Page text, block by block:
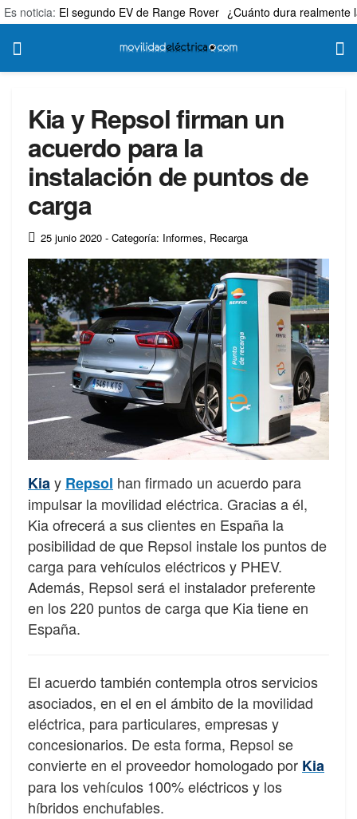
Es noticia: El segundo EV de Range Rover ¿Cuánto dura realmente
Kia y Repsol firman un
acuerdo para la
instalación de puntos de
carga
25 junio 2020 - Categoría: Informes, Recarga
Kiay Repsol han firmado un acuerdo para
impulsar la movilidad eléctrica. Gracias a él,
Kia ofrecerá a sus clientes en España la
posibilidad de que Repsol instale los puntos de
carga para vehículos eléctricos y PHEV.
Además, Repsol será el instalador preferente
en los 220 puntos de carga que Kia tiene en
España.
El acuerdo también contempla otros servicios
asociados, en el en el ámbito de la movilidad
eléctrica, para particulares, empresas y
concesionarios. De esta forma, Repsol se
convierte en el proveedor homologado por Kia
para los vehículos 100% eléctricos y los
híbridos enchufables.